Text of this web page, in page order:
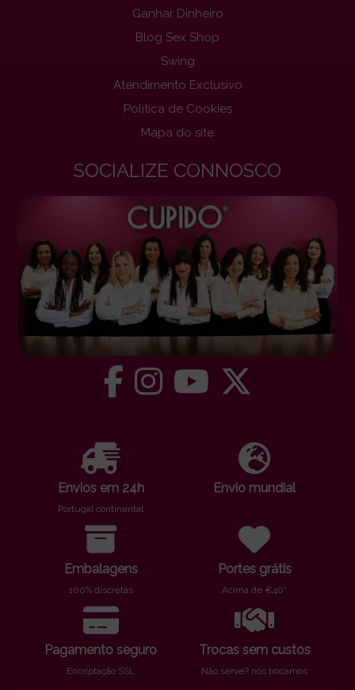
Ganhar Dinheiro
Blog Sex Shop
Swing
Atendimento Exclusivo
Politica de Cookies
Mapa do site
SOCIALIZE CONNOSCO
Envios em 24h
Portugal continental
Envio mundial
Embalagens
100% discretas
Portes grátis
Acima de €40*
Pagamento seguro
Encriptação SSL
Trocas sem custos
Não serve? nós trocamos